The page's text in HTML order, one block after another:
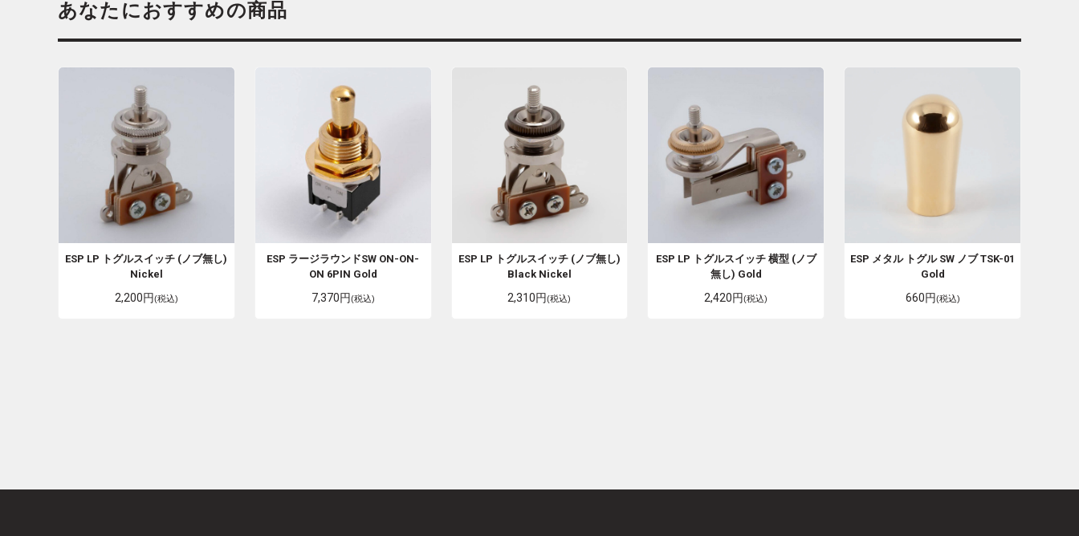
あなたにおすすめの商品
ESP LP トグルスイッチ (ノブ無し)
Nickel
2,200円(税込)
ESP ラージラウンドSW ON-ON-
ON 6PIN Gold
7,370円(税込)
ESP LP トグルスイッチ (ノブ無し)
Black Nickel
2,310円(税込)
ESP LP トグルスイッチ 横型 (ノブ
無し) Gold
2,420円(税込)
ESP メタル トグル SW ノブ TSK-01
Gold
660円(税込)